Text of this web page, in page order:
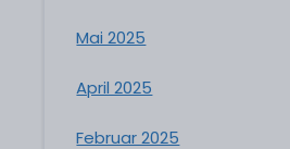
Mai 2025
April 2025
Februar 2025